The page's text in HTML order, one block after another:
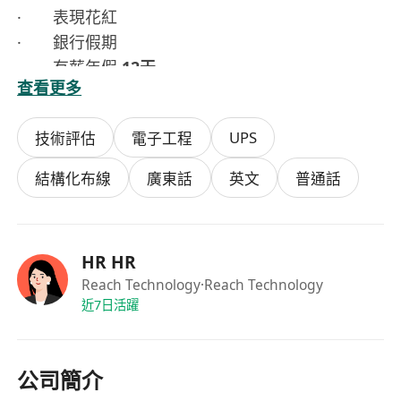
· 表現花紅
· 銀行假期
· 有薪年假 12天
·5天工作
· 醫療福利
· 在職培訓及良好晉升機會
薪酬：
·$15,000 – $17,000（每月）
查看更多
技術評估 電子工程 UPS
結構化布線 廣東話 英文 普通話
HR HR
Reach Technology·Reach Technology
近7日活躍
公司簡介